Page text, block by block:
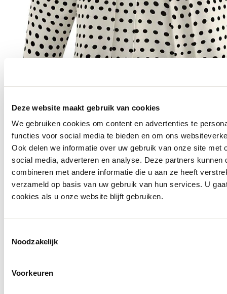
Deze website maakt gebruik van cookies
We gebruiken cookies om content en advertenties te
functies voor social media te bieden en om ons
Ook delen we informatie over uw gebruik van onze site met
social media, adverteren en analyse. Deze partners kunnen
combineren met andere informatie die u aan ze heeft
verzameld op basis van uw gebruik van hun services. U
cookies als u onze website blijft gebruiken.
Noodzakelijk
Voorkeuren
Blouse 726423